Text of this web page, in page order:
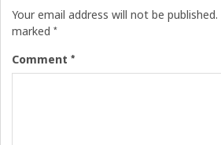
Your email address will not be published.
marked *
Comment *